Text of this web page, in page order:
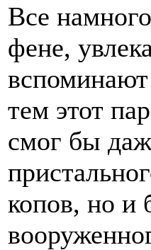
Все
фене,
тем этот
смог бы
копов, но и